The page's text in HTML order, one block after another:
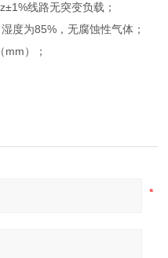
线路无突变负载；
为85%，无腐蚀性气体；
）；